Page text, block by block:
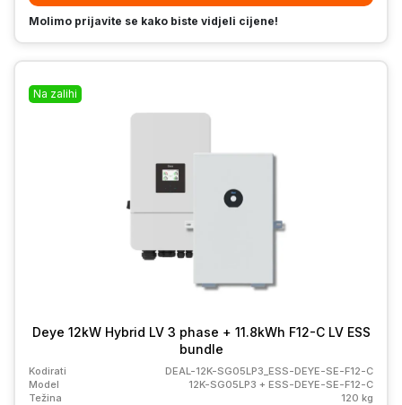
Molimo prijavite se kako biste vidjeli cijene!
Na zalihi
Deye 12kW Hybrid LV 3 phase + 11.8kWh F12-C LV ESS
bundle
Kodirati
DEAL-12K-SG05LP3_ESS-DEYE-SE-F12-C
Model
12K-SG05LP3 + ESS-DEYE-SE-F12-C
Težina
120 kg